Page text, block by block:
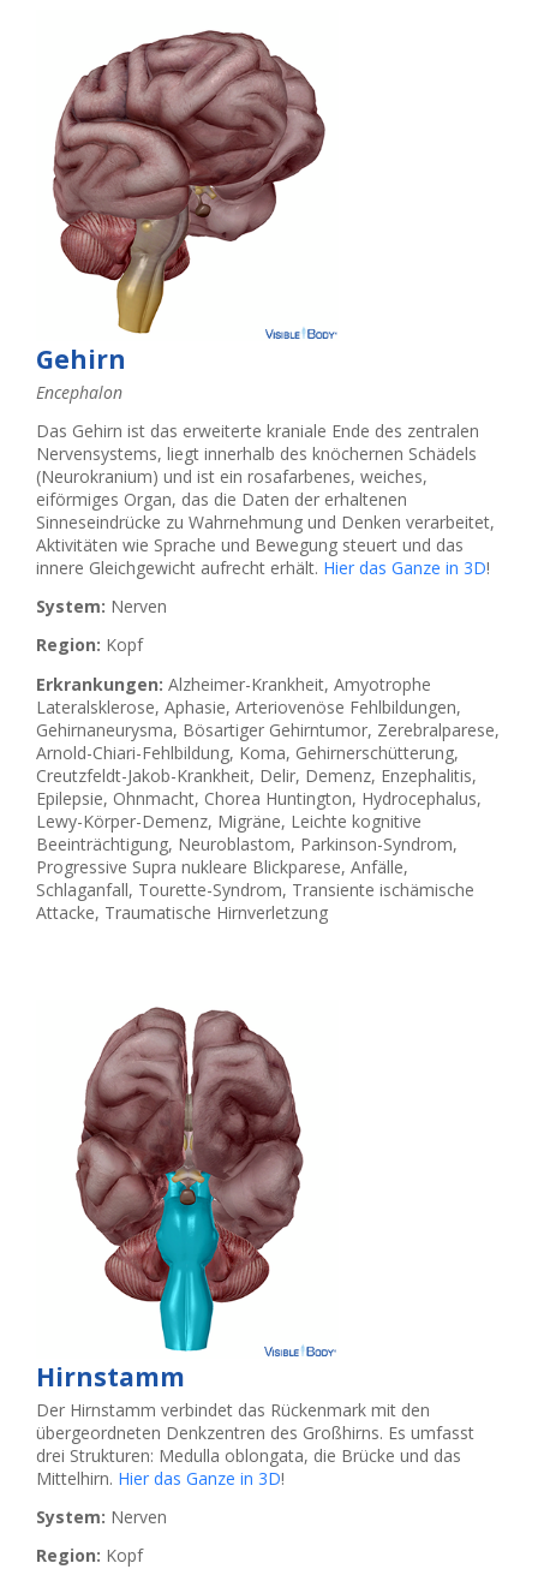
Gehirn
Encephalon
Das Gehirn ist das erweiterte kraniale Ende des zentralen
Nervensystems, liegt innerhalb des knöchernen Schädels
(Neurokranium) und ist ein rosafarbenes, weiches,
eiförmiges Organ, das die Daten der erhaltenen
Sinneseindrücke zu Wahrnehmung und Denken verarbeitet,
Aktivitäten wie Sprache und Bewegung steuert und das
innere Gleichgewicht aufrecht erhält. Hier das Ganze in 3D!
System: Nerven
Region: Kopf
Erkrankungen: Alzheimer-Krankheit, Amyotrophe
Lateralsklerose, Aphasie, Arteriovenöse Fehlbildungen,
Gehirnaneurysma, Bösartiger Gehirntumor, Zerebralparese,
Arnold-Chiari-Fehlbildung, Koma, Gehirnerschütterung,
Creutzfeldt-Jakob-Krankheit, Delir, Demenz, Enzephalitis,
Epilepsie, Ohnmacht, Chorea Huntington, Hydrocephalus,
Lewy-Körper-Demenz, Migräne, Leichte kognitive
Beeinträchtigung, Neuroblastom, Parkinson-Syndrom,
Progressive Supra nukleare Blickparese, Anfälle,
Schlaganfall, Tourette-Syndrom, Transiente ischämische
Attacke, Traumatische Hirnverletzung
Hirnstamm
Der Hirnstamm verbindet das Rückenmark mit den
übergeordneten Denkzentren des Großhirns. Es umfasst
drei Strukturen: Medulla oblongata, die Brücke und das
Mittelhirn. Hier das Ganze in 3D!
System: Nerven
Region: Kopf